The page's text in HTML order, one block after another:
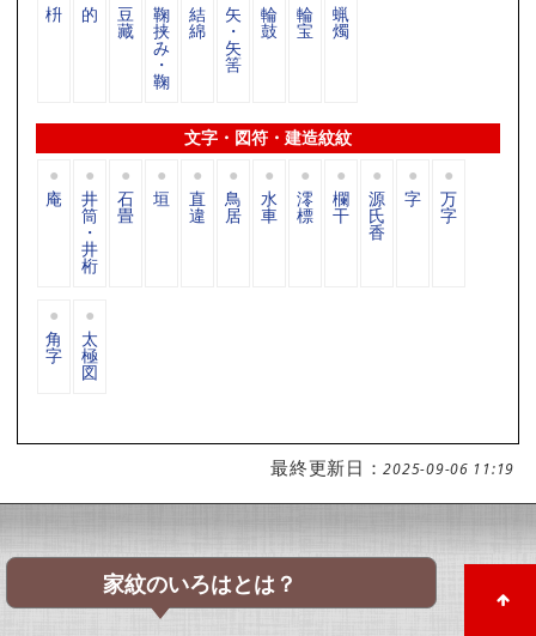
枡 的 豆
藏
鞠
挟
み
・
鞠
結
綿
矢
・
矢
筈
輪
鼓
輪
宝
蝋
燭
文字・図符・建造紋紋
庵 井
筒
・
井
桁
石
畳
垣 直
違
鳥
居
水
車
澪
標
欄
干
源
氏
香
字 万
字
角
字
太
極
図
最終更新日：2025-09-06 11:19
家紋のいろはとは？